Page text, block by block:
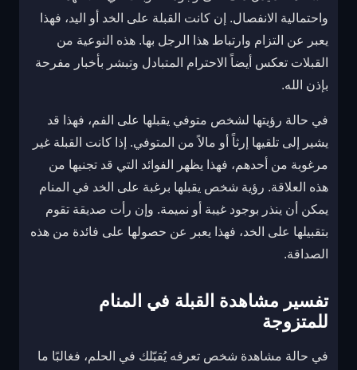
واحتمالية الانفصال. إن كانت القبلة على الخد أو اليد، فهذا
يعبر عن التزام وارتباط هذا الرجل بها. هذه النوعية من
القبلات تعكس أيضاً الاحترام المتبادل وتبشر بأخبار مفرحة
بإذن الله.
في حالة رؤيتها لشخص متوفي يقبلها على الفم، فهذا قد
يشير إلى تلقيها إرثاً أو مالاً من المتوفي. إذا كانت القبلة غير
مرغوبة من أحدهم، فهذا يظهر الفوائد التي قد تجنيها من
هذه العلاقة. رؤية شخص يقبلها برغبة على الخد في المنام
يمكن أن ينذر بوجود غيبة أو نميمة. وإن رأت صديقة تقوم
بتقبيلها على الخد، فهذا يعبر عن حصولها على فائدة من هذه
الصداقة.
تفسير مشاهدة القبلة في المنام
للمتزوجة
في حالة مشاهدة شخص تعرفه يُقبّلك في الحلم، فغالبًا ما